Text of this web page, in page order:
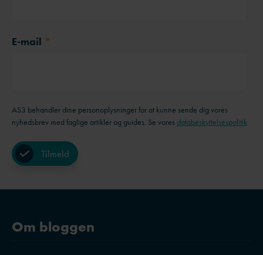
E-mail *
AS3 behandler dine personoplysninger for at kunne sende dig vores
nyhedsbrev med faglige artikler og guides. Se vores databeskyttelsespolitik
Om bloggen